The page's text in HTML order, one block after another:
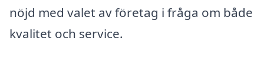
nöjd med valet av företag i fråga om både
kvalitet och service.